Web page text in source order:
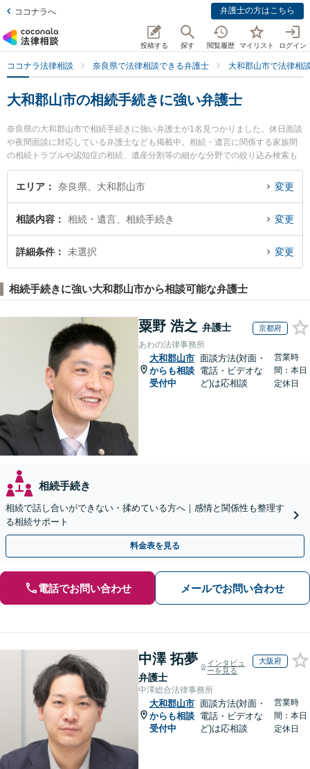
ココナラへ 弁護士の方はこちら
投稿する 探す 閲覧履歴 マイリスト ログイン
ココナラ法律相談 奈良県で法律相談できる弁護士 大和郡山市で法律相
大和郡山市の相続手続きに強い弁護士
奈良県の大和郡山市で相続手続きに強い弁護士が1名見つかりました。休日面談
や夜間面談に対応している弁護士なども掲載中。相続・遺言に関係する家族間
の相続トラブルや認知症の相続、遺産分割等の細かな分野での絞り込み検索も
でき便利です。特にまほら法律事務所の大島 義徳弁護士のプロフィール情報や
弁護士費用、強みなどが注目されています。『大和郡山市で土日や夜間に発生
続きを法律相談できる大和郡山市内の弁護士に相談予約したい』などでお困り
の相談者さんにおすすめです。
エリア 奈良県、大和郡山市 変更
相談内容 相続・遺言、相続手続き 変更
詳細条件 未選択 変更
相続手続きに強い大和郡山市から相談可能な弁護士
粟野 浩之 弁護士 京都府
あわの法律事務所
大和郡山市
からも相談
受付中
面談方法(対面・
電話・ビデオな
ど)は応相談
営業時
間：本日
定休日
相続手続き
相続で話し合いができない・揉めている方へ｜感情と関係性も整理す
る相続サポート
料金表を見る
電話でお問い合わせ メールでお問い合わせ
中澤 拓夢
弁護士
インタビュ
ーを見る
大阪府
中澤総合法律事務所
大和郡山市
からも相談
受付中
面談方法(対面・
電話・ビデオな
ど)は応相談
営業時
間：本日
定休日